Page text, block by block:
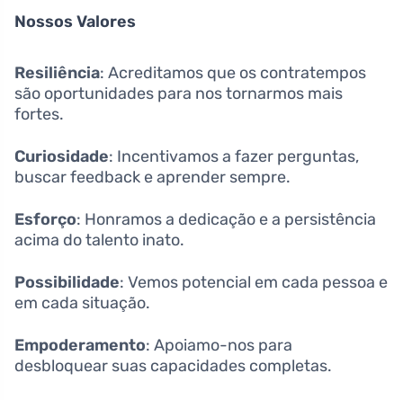
Nossos Valores
Resiliência: Acreditamos que os contratempos
são oportunidades para nos tornarmos mais
fortes.
Curiosidade: Incentivamos a fazer perguntas,
buscar feedback e aprender sempre.
Esforço: Honramos a dedicação e a persistência
acima do talento inato.
Possibilidade: Vemos potencial em cada pessoa e
em cada situação.
Empoderamento: Apoiamo-nos para
desbloquear suas capacidades completas.